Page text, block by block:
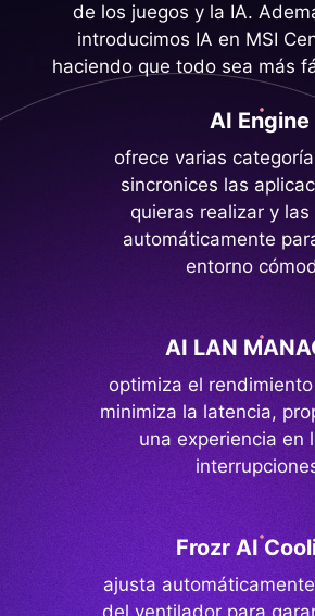
de los juegos y la IA.
introducimos IA en MSI
haciendo que todo sea más
AI Engine
ofrece varias
sincronices las
quieras realizar y
automáticamente
entorno
AI LAN
optimiza el
minimiza la latencia,
una experiencia en
Frozr AI
ajusta